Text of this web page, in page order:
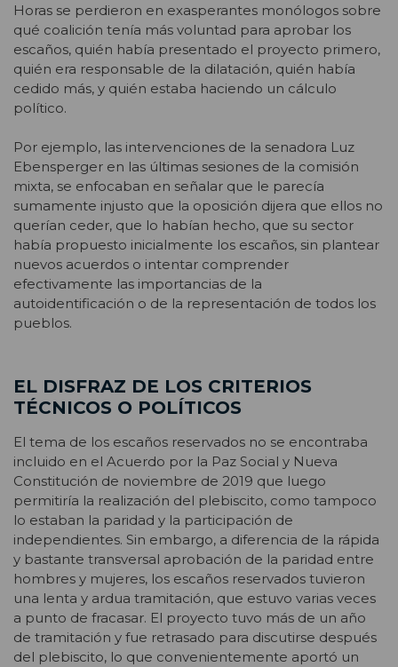
Horas se perdieron en exasperantes monólogos sobre
qué coalición tenía más voluntad para aprobar los
escaños, quién había presentado el proyecto primero,
quién era responsable de la dilatación, quién había
cedido más, y quién estaba haciendo un cálculo
político.
Por ejemplo, las intervenciones de la senadora Luz
Ebensperger en las últimas sesiones de la comisión
mixta, se enfocaban en señalar que le parecía
sumamente injusto que la oposición dijera que ellos no
querían ceder, que lo habían hecho, que su sector
había propuesto inicialmente los escaños, sin plantear
nuevos acuerdos o intentar comprender
efectivamente las importancias de la
autoidentificación o de la representación de todos los
pueblos.
EL DISFRAZ DE LOS CRITERIOS
TÉCNICOS O POLÍTICOS
El tema de los escaños reservados no se encontraba
incluido en el Acuerdo por la Paz Social y Nueva
Constitución de noviembre de 2019 que luego
permitiría la realización del plebiscito, como tampoco
lo estaban la paridad y la participación de
independientes. Sin embargo, a diferencia de la rápida
y bastante transversal aprobación de la paridad entre
hombres y mujeres, los escaños reservados tuvieron
una lenta y ardua tramitación, que estuvo varias veces
a punto de fracasar. El proyecto tuvo más de un año
de tramitación y fue retrasado para discutirse después
del plebiscito, lo que convenientemente aportó un